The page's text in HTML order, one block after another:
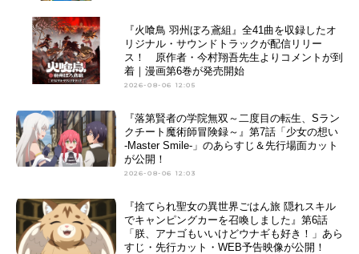
『火喰鳥 羽州ぼろ鳶組』全41曲を収録したオ
リジナル・サウンドトラックが配信リリー
ス！ 原作者・今村翔吾先生よりコメントが到
着｜漫画第6巻が発売開始
2026-08-06 12:05
『落第賢者の学院無双～二度目の転生、Sラン
クチート魔術師冒険録～』第7話「少女の想い
-Master Smile-」のあらすじ＆先行場面カット
が公開！
2026-08-06 12:03
『捨てられ聖女の異世界ごはん旅 隠れスキル
でキャンピングカーを召喚しました』第6話
「朕、アナゴもいいけどウナギも好き！」あら
すじ・先行カット・WEB予告映像が公開！